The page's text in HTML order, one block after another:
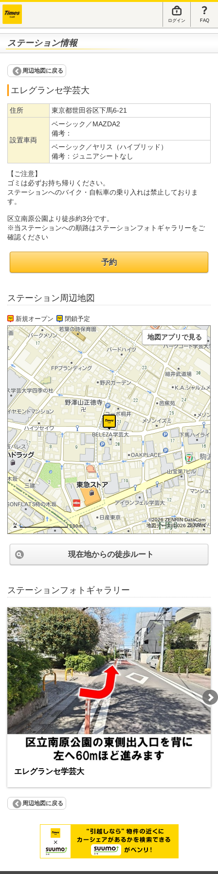
ログイン FAQ
ステーション情報
周辺地図に戻る
エレグランセ学芸大
住所 東京都世田谷区下馬6-21
設置車両
ベーシック／MAZDA2
備考：
ベーシック／ヤリス（ハイブリッド）
備考： ジュニアシートなし
【ご注意】
ゴミは必ずお持ち帰りください。
ステーションへのバイク・自転車の乗り入れは禁止しておりま
す。
区立南原公園より徒歩約3分です。
※当ステーションへの順路はステーションフォトギャラリーをご
確認ください
予約
ステーション周辺地図
新規オープン 閉鎖予定
100m
©2026 ZENRIN DataCom
地図データ©2026 ZENRIN
地図アプリで見る
現在地からの徒歩ルート
ステーションフォトギャラリー
エレグランセ学芸大
周辺地図に戻る